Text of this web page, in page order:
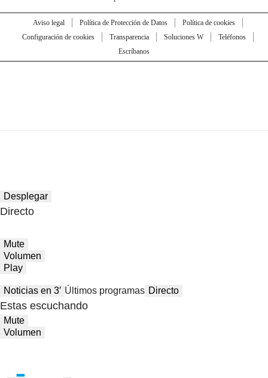
Aviso legal Política de Protección de Datos
Política de cookies
Configuración de cookies
Transparencia Soluciones W
Teléfonos
Escríbanos
Desplegar
Directo
Mute
Volumen
Play
Noticias en 3′ Últimos programas Directo
Estas escuchando
Mute
Volumen